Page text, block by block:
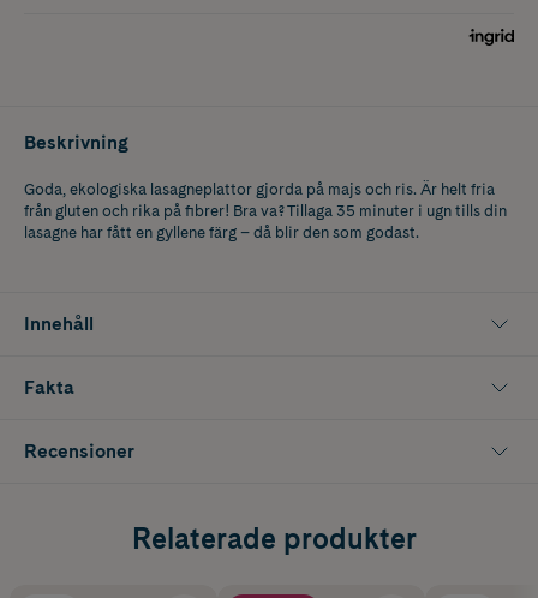
Beskrivning
Goda, ekologiska lasagneplattor gjorda på majs och ris. Är helt fria
från gluten och rika på fibrer! Bra va? Tillaga 35 minuter i ugn tills din
lasagne har fått en gyllene färg – då blir den som godast.
Innehåll
Fakta
Recensioner
Relaterade produkter